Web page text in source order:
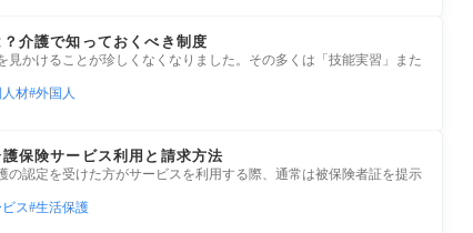
介護で知っておくべき制度
見かけることが珍しくなくなりました。その多くは「技能実習」また
材 外国人
保険サービス利用と請求方法
の認定を受けた方がサービスを利用する際、通常は被保険者証を提示
ス 生活保護